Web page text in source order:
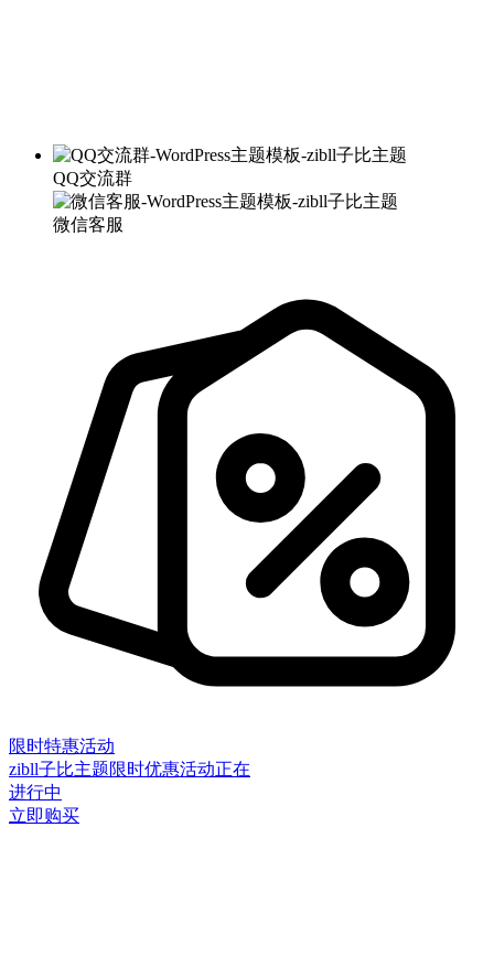
QQ交流群
微信客服
限时特惠活动
zibll子比主题限时优惠活动正在
进行中
立即购买